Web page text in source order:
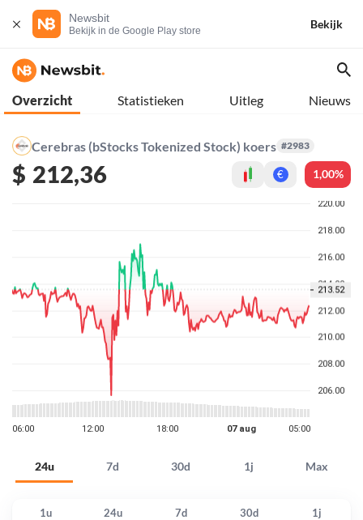
Newsbit
Bekijk in de Google Play store
Bekijk
Overzicht Statistieken Uitleg Nieuws
Cerebras (bStocks Tokenized Stock) koers #2983
$ 212,36 € 1,00%
24u 7d 30d 1j Max
1u 24u 7d 30d
1j